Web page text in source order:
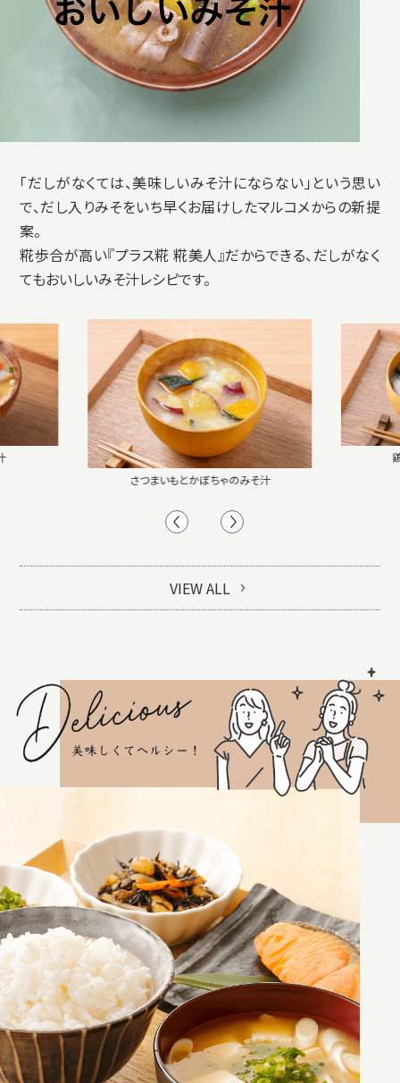
「だしがなくては、美味しいみそ汁にならない」という思い
で、だし入りみそをいち早くお届けしたマルコメからの新提
案。
糀歩合が高い『プラス糀 糀美人』だからできる、だしがなく
てもおいしいみそ汁レシピです。
さつまいもとかぼちゃのみそ汁
VIEW ALL